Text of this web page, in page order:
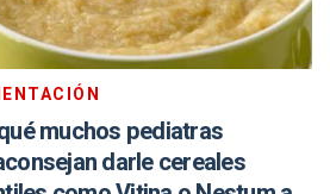
muchos pediatras
darle cereales